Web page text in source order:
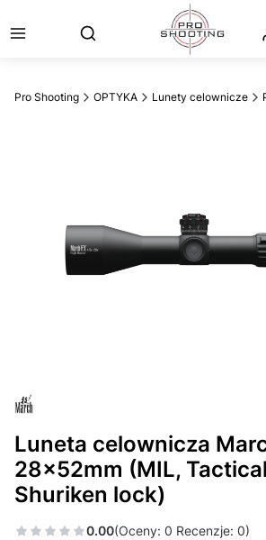
Otwórz wyszukiwarkę
Pro Shooting OPTYKA Lunety celownicze
Luneta celownicza
28x52mm (MIL,
Shuriken lock)
0.00(Oceny: 0 Recenzje: 0)